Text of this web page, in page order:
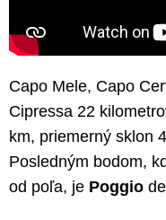
Capo Mele, Capo
Cipressa 22
km, priemerný sklon
Posledným bodom,
od poľa, je Poggio